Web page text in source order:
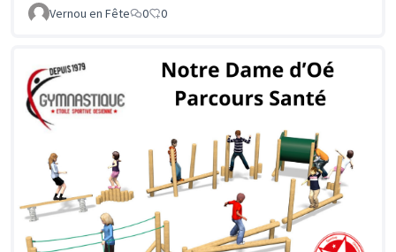
Vernou en Fête 0 0